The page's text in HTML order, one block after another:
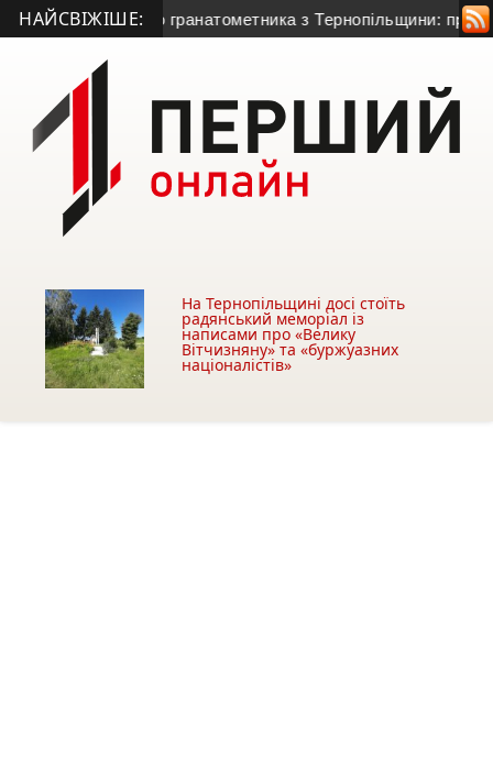
НАЙСВІЖІШЕ:
50-річного гранатометника з Тернопільщини: причина
На Тернопільщині досі стоїть
радянський меморіал із
написами про «Велику
Вітчизняну» та «буржуазних
націоналістів»